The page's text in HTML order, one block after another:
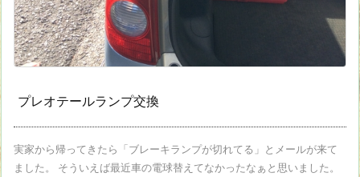
プレオテールランプ交換
実家から帰ってきたら「ブレーキランプが切れてる」とメールが来て
ました。 そういえば最近車の電球替えてなかったなぁと思いました。